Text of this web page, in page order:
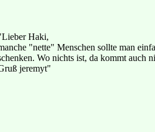
Haki,
"nette" Menschen sollte man
Wo nichts ist, da kommt auch
jeremyt"